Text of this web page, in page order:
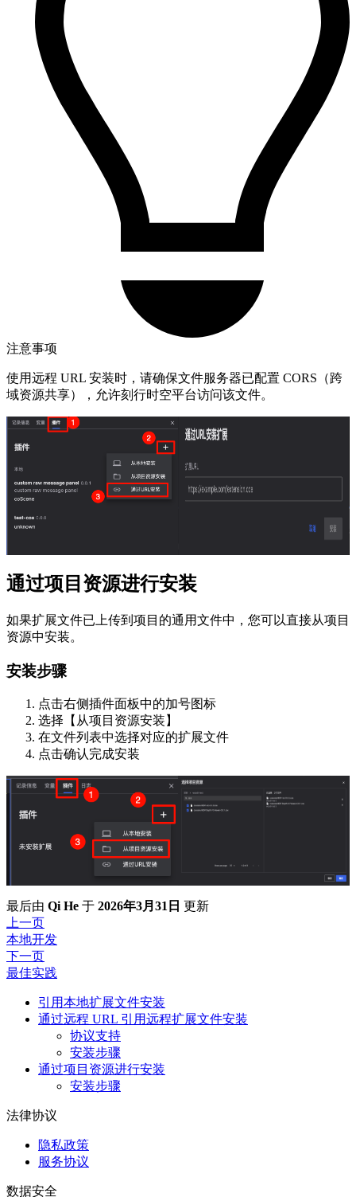
注意事项
使用远程 URL 安装时，请确保文件服务器已配置 CORS（跨
域资源共享），允许刻行时空平台访问该文件。
通过项目资源进行安装
如果扩展文件已上传到项目的通用文件中，您可以直接从项目
资源中安装。
安装步骤
点击右侧插件面板中的加号图标
选择【从项目资源安装】
在文件列表中选择对应的扩展文件
点击确认完成安装
最后由 Qi He 于 2026年3月31日 更新
上一页
本地开发
下一页
最佳实践
引用本地扩展文件安装
通过远程 URL 引用远程扩展文件安装
协议支持
安装步骤
通过项目资源进行安装
安装步骤
法律协议
隐私政策
服务协议
数据安全